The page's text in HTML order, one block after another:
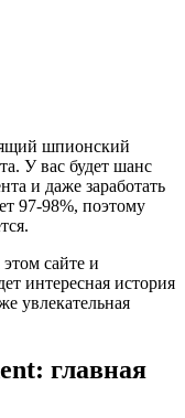
шпионский
У вас будет шанс
и даже заработать
97-98%, поэтому
сайте и
интересная история
увлекательная
главная